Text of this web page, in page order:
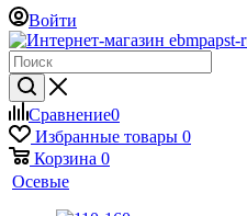
Войти
Сравнение0
Избранные товары 0
Корзина 0
Осевые